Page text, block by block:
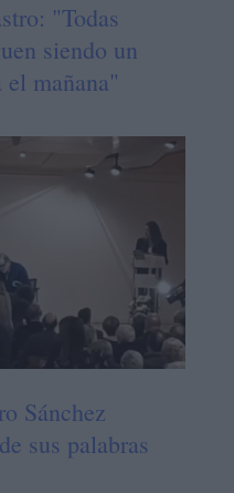
"Todas
siendo un
mañana"
Sánchez
sus palabras